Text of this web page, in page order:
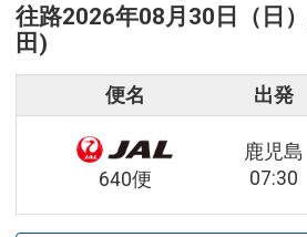
往路2026年08月30日（日）
田)
便名 出発
640便
鹿児島
07:30